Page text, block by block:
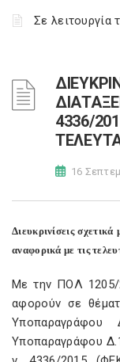
Σε λειτουργία
4336/
16
Διευκρινίσεις
αναφορικά με τις
Με την ΠΟΛ 1205/
αφορούν σε
Υποπαραγράφου